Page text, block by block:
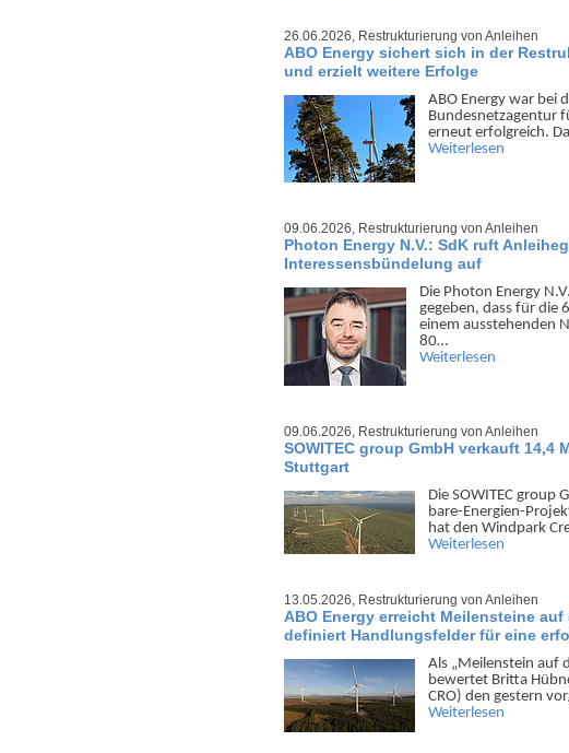
26.06.2026, Restrukturierung von Anleihen
ABO Energy sichert sich in der
und erzielt weitere Erfolge
ABO Energy war bei
Bundes­netz­agentur
erneut erfolgreich.
Weiterlesen
09.06.2026, Restrukturierung von Anleihen
Photon Energy N.V.: SdK ruft
Interessensbündelung auf
Die Photon Energy
gegeben, dass für die
einem aus­ste­henden
80…
Weiterlesen
09.06.2026, Restrukturierung von Anleihen
SOWITEC group GmbH verkauft 14,4
Stuttgart
Die SOWITEC group
bare-Energien-
hat den Wind­park
Weiterlesen
13.05.2026, Restrukturierung von Anleihen
ABO Energy erreicht Meilensteine
definiert Handlungsfelder für eine
Als „Meilen­stein auf
bewertet Britta
CRO) den gestern
Weiterlesen